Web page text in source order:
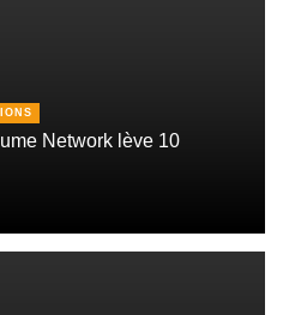
Network lève 10